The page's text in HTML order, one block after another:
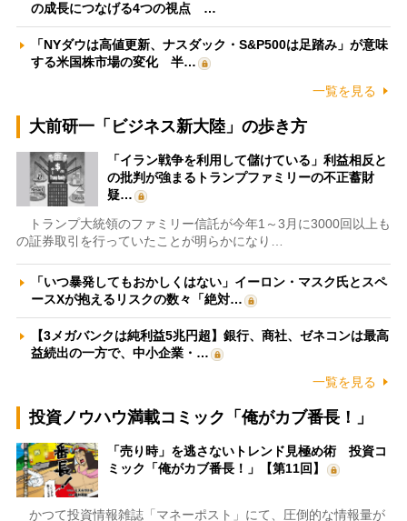
の成長につなげる4つの視点 …
「NYダウは高値更新、ナスダック・S&P500は足踏み」が意味
する米国株市場の変化 半…
一覧を見る
大前研一「ビジネス新大陸」の歩き方
「イラン戦争を利用して儲けている」利益相反と
の批判が強まるトランプファミリーの不正蓄財
疑…
トランプ大統領のファミリー信託が今年1～3月に3000回以上も
の証券取引を行っていたことが明らかになり…
「いつ暴発してもおかしくはない」イーロン・マスク氏とスペ
ースXが抱えるリスクの数々「絶対…
【3メガバンクは純利益5兆円超】銀行、商社、ゼネコンは最高
益続出の一方で、中小企業・…
一覧を見る
投資ノウハウ満載コミック「俺がカブ番長！」
「売り時」を逃さないトレンド見極め術 投資コ
ミック「俺がカブ番長！」【第11回】
かつて投資情報雑誌「マネーポスト」にて、圧倒的な情報量が